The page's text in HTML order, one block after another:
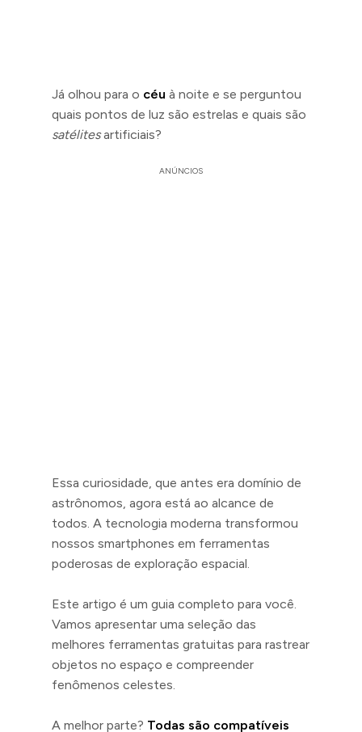
Já olhou para o céu à noite e se perguntou
quais pontos de luz são estrelas e quais são
satélitesartificiais?
ANÚNCIOS
Essa curiosidade, que antes era domínio de
astrônomos, agora está ao alcance de
todos. A tecnologia moderna transformou
nossos smartphones em ferramentas
poderosas de exploração espacial.
Este artigo é um guia completo para você.
Vamos apresentar uma seleção das
melhores ferramentas gratuitas para rastrear
objetos no espaço e compreender
fenômenos celestes.
A melhor parte? Todas são compatíveis